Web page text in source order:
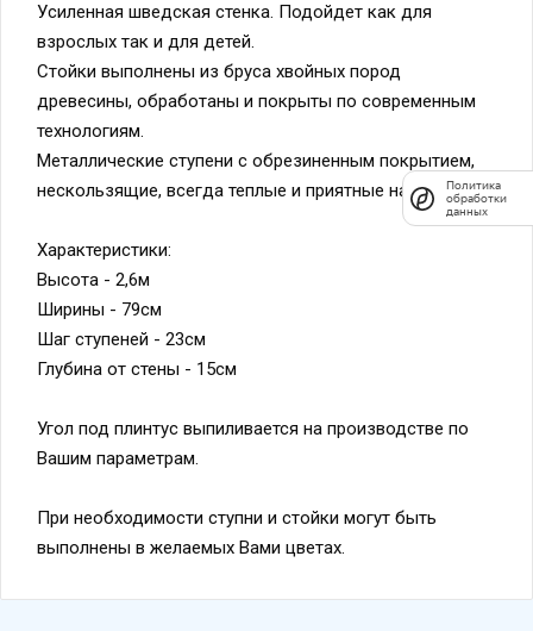
Усиленная шведская стенка. Подойдет как для
взрослых так и для детей.
Стойки выполнены из бруса хвойных пород
древесины, обработаны и покрыты по современным
технологиям.
Металлические ступени с обрезиненным покрытием,
нескользящие, всегда теплые и приятные на ощупь.
Характеристики:
Высота - 2,6м
Ширины - 79см
Шаг ступеней - 23см
Глубина от стены - 15см
Угол под плинтус выпиливается на производстве по
Вашим параметрам.
При необходимости ступни и стойки могут быть
выполнены в желаемых Вами цветах.
Политика
обработки
данных